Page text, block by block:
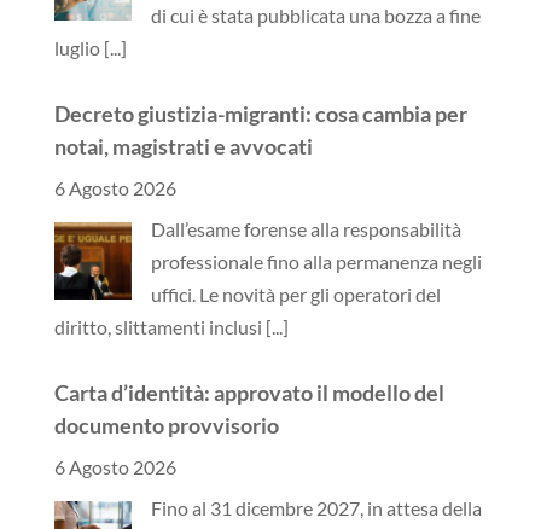
di cui è stata pubblicata una bozza a fine
luglio [...]
Decreto giustizia-migranti: cosa cambia per
notai, magistrati e avvocati
6 Agosto 2026
Dall’esame forense alla responsabilità
professionale fino alla permanenza negli
uffici. Le novità per gli operatori del
diritto, slittamenti inclusi [...]
Carta d’identità: approvato il modello del
documento provvisorio
6 Agosto 2026
Fino al 31 dicembre 2027, in attesa della